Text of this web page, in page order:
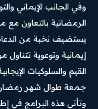
وفي الجانب الإيماني
الرمضانية بالتعاون مع
يستضيف نخبة من
إيمانية وتوعوية
القيم والسلوكيات
جمعة طوال شهر
وتأتي هذه البرامج في